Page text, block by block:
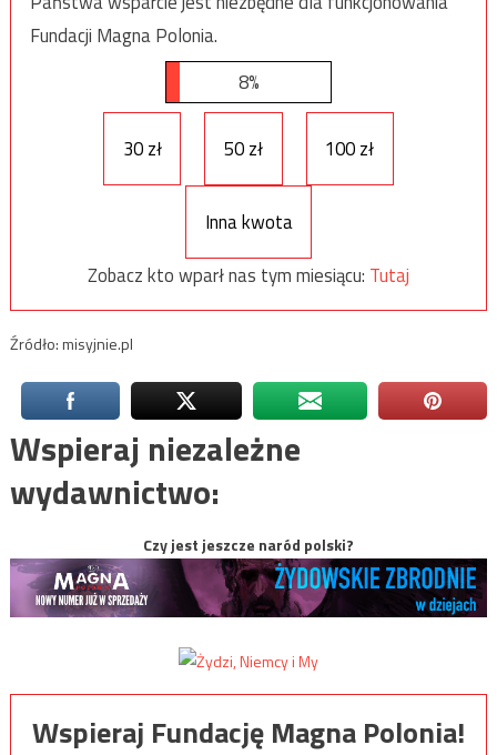
Fundacji Magna Polonia.
8%
30 zł 50 zł 100 zł
Inna kwota
Zobacz kto wparł nas tym miesiącu: Tutaj
Źródło: misyjnie.pl
Wspieraj niezależne
wydawnictwo:
Czy jest jeszcze naród polski?
Wspieraj Fundację Magna Polonia!